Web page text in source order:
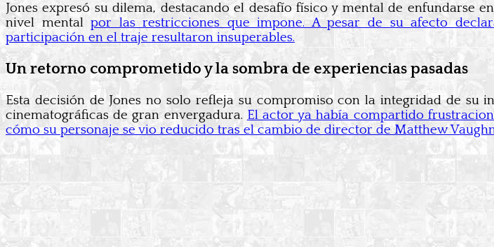
Jones expresó su dilema, destacando el desafío físico y mental de enfundarse
nivel mentalpor las restricciones que impone. A pesar de su afecto
participación en el traje resultaron insuperables.
Un retorno comprometido y la sombra de experiencias pasadas
Esta decisión de Jones no solo refleja su compromiso con la integridad de su
cinematográficas de gran envergadura. El actor ya había compartido
cómo su personaje se vio reducido tras el cambio de director de Matthew